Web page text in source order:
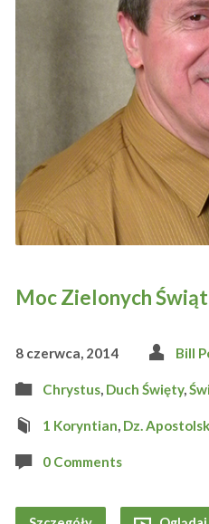
Moc Zielonych Świąt
8 czerwca, 2014 Bill
Chrystus, Duch Święty,
1 Koryntian Dz.
0 Comments